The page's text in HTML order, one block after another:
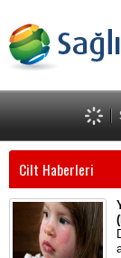
Cilt Haberleri